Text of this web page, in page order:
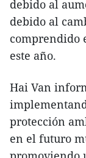
debido al
debido al
comprendido
este año.
Hai Van
protección
en el futuro